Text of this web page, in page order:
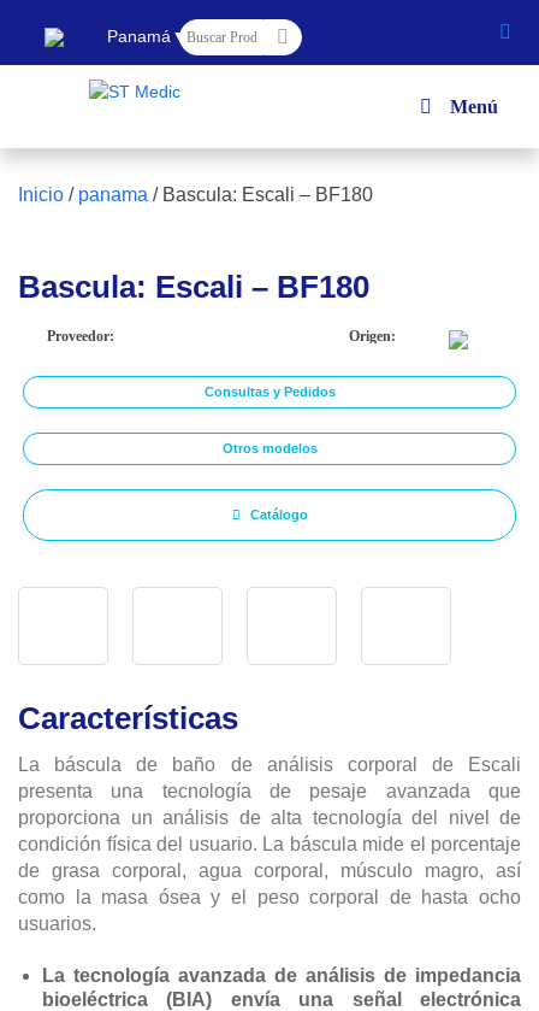
Panamá ▼
Menú
Inicio / panama / Bascula: Escali – BF180
Bascula: Escali – BF180
Proveedor: Origen:
Consultas y Pedidos
Otros modelos
Catálogo
Características
La báscula de baño de análisis corporal de Escali
presenta una tecnología de pesaje avanzada que
proporciona un análisis de alta tecnología del nivel de
condición física del usuario. La báscula mide el porcentaje
de grasa corporal, agua corporal, músculo magro, así
como la masa ósea y el peso corporal de hasta ocho
usuarios.
La tecnología avanzada de análisis de impedancia
bioeléctrica (BIA) envía una señal electrónica